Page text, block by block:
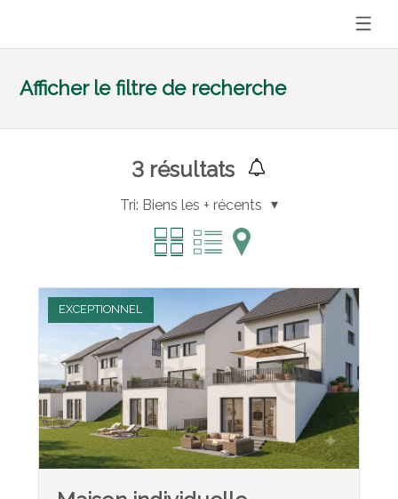
Afficher le filtre de recherche
3 résultats
Tri: Biens les + récents
EXCEPTIONNEL